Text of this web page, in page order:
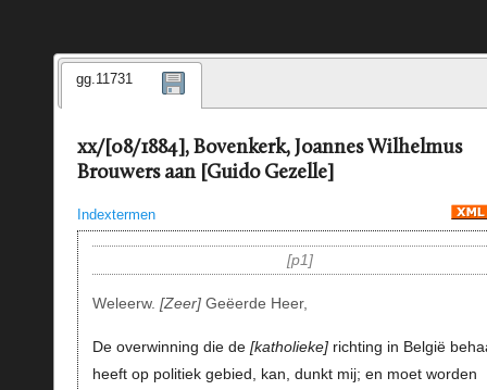
gg.11731
xx/[08/1884], Bovenkerk, Joannes Wilhelmus
Brouwers aan [Guido Gezelle]
Indextermen
p1
Weleerw. Zeer Geëerde Heer,
De overwinning die de katholieke richting in België
heeft op politiek gebied, kan, dunkt mij; en moet worden